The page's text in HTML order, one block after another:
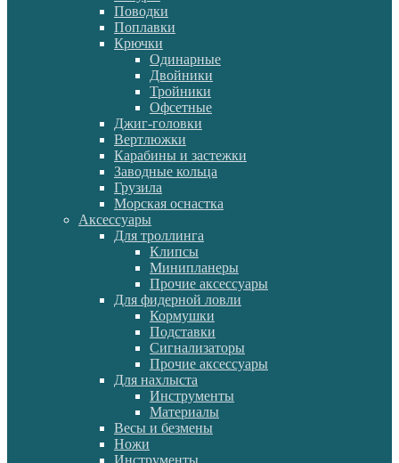
Поводки
Поплавки
Крючки
Одинарные
Двойники
Тройники
Офсетные
Джиг-головки
Вертлюжки
Карабины и застежки
Заводные кольца
Грузила
Морская оснастка
Аксессуары
Для троллинга
Клипсы
Минипланеры
Прочие аксессуары
Для фидерной ловли
Кормушки
Подставки
Сигнализаторы
Прочие аксессуары
Для нахлыста
Инструменты
Материалы
Весы и безмены
Ножи
Инструменты